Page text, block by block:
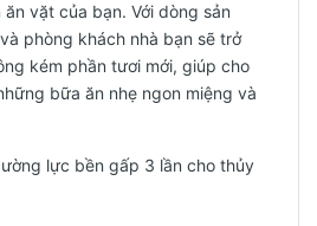
vặt của bạn. Với dòng sản
phòng khách nhà bạn sẽ trở
kém phần tươi mới, giúp cho
bữa ăn nhẹ ngon miệng và
lực bền gấp 3 lần cho thủy